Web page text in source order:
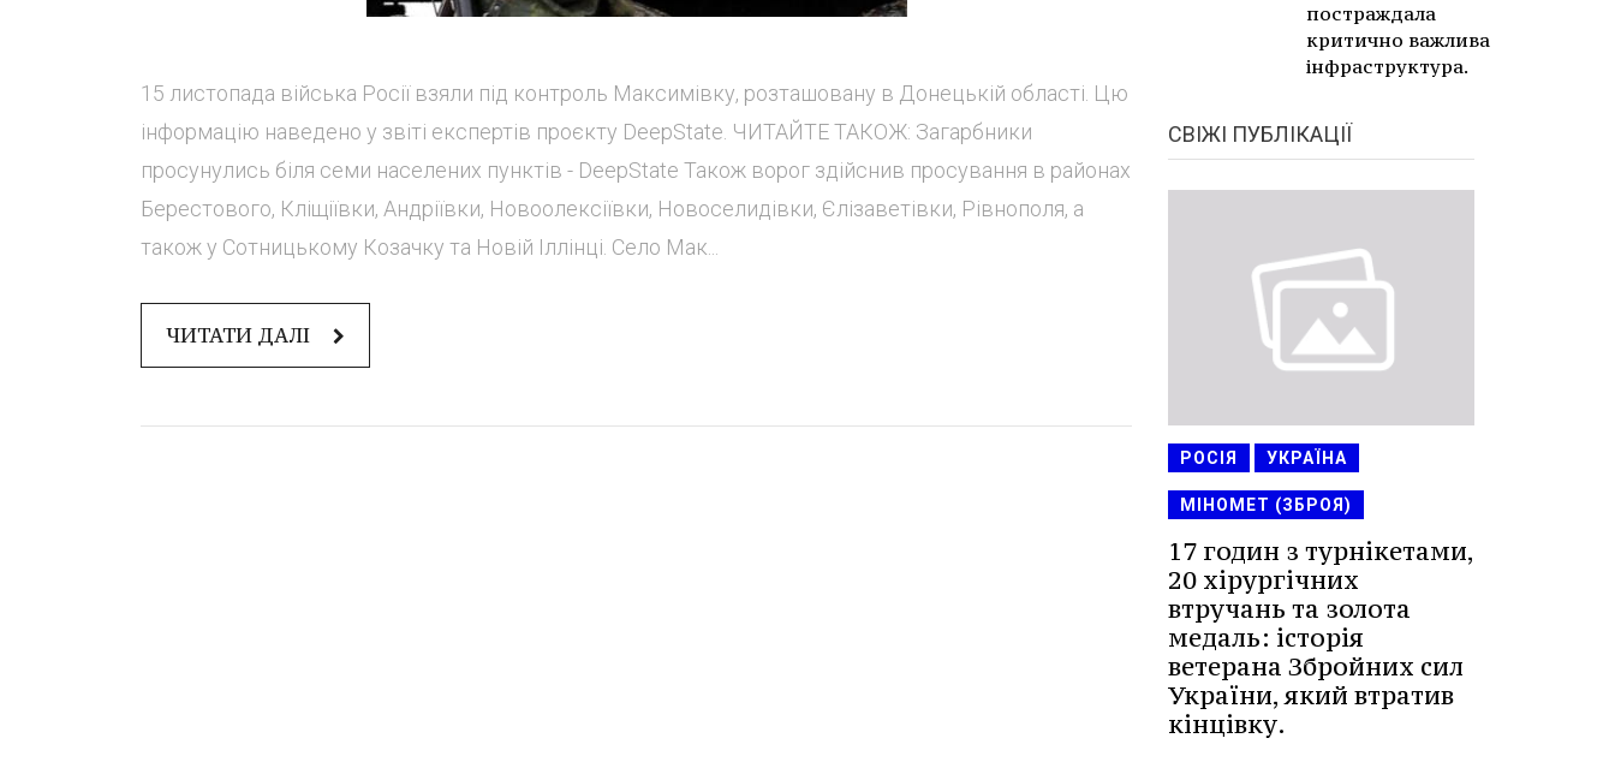
15 листопада війська Росії взяли під контроль Максимівку, розташовану в Донецькій області. Цю
інформацію наведено у звіті експертів проєкту DeepState. ЧИТАЙТЕ ТАКОЖ: Загарбники
просунулись біля семи населених пунктів - DeepState Також ворог здійснив просування в районах
Берестового, Кліщіївки, Андріївки, Новоолексіївки, Новоселидівки, Єлізаветівки, Рівнополя, а
також у Сотницькому Козачку та Новій Іллінці. Село Мак...
ЧИТАТИ ДАЛІ
постраждала
критично важлива
інфраструктура.
СВІЖІ ПУБЛІКАЦІЇ
РОСІЯ УКРАЇНА
МІНОМЕТ (ЗБРОЯ)
17 годин з турнікетами,
20 хірургічних
втручань та золота
медаль: історія
ветерана Збройних сил
України, який втратив
кінцівку.